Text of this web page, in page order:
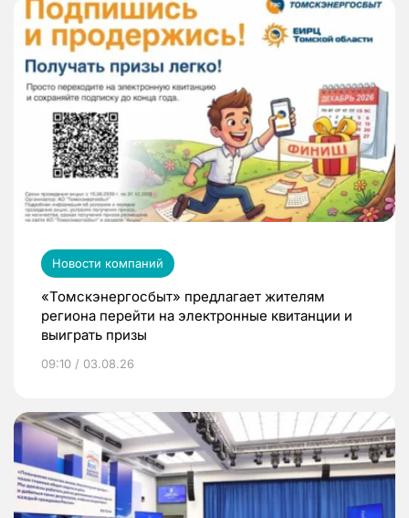
Новости компаний
«Томскэнергосбыт» предлагает жителям
региона перейти на электронные квитанции и
выиграть призы
09:10 / 03.08.26